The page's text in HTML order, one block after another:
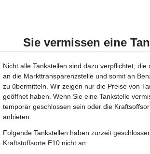
Sie vermissen eine
Nicht alle Tankstellen sind dazu verpflichtet, die
an die Markttransparenzstelle und somit an
zu übermitteln. Wir zeigen nur die Preise von
geöffnet haben. Wenn Sie eine Tankstelle
temporär geschlossen sein oder die
anbieten.
Folgende Tankstellen haben zurzeit
Kraftstoffsorte E10 nicht an: